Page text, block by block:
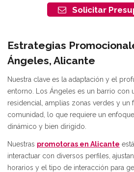
Solicitar
Estrategias
Ángeles, Alicante
Nuestra clave es la adaptación y el
entorno. Los Ángeles es un barrio con
residencial, amplias zonas verdes y un
comunidad, lo que requiere un
dinámico y bien dirigido.
Nuestras promotoras en Alicante
interactuar con diversos perfiles,
horarios y el tipo de interacción para